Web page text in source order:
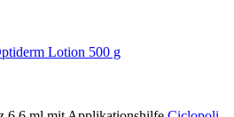
Lotion 500 g